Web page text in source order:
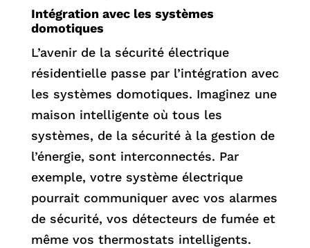
Intégration avec les systèmes
domotiques
L’avenir de la sécurité électrique
résidentielle passe par l’intégration avec
les systèmes domotiques. Imaginez une
maison intelligente où tous les
systèmes, de la sécurité à la gestion de
l’énergie, sont interconnectés. Par
exemple, votre système électrique
pourrait communiquer avec vos alarmes
de sécurité, vos détecteurs de fumée et
même vos thermostats intelligents.